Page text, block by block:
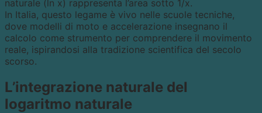
naturale (ln x) rappresenta l’area sotto 1/x.
In Italia, questo legame è vivo nelle scuole tecniche,
dove modelli di moto e accelerazione insegnano il
calcolo come strumento per comprendere il movimento
reale, ispirandosi alla tradizione scientifica del secolo
scorso.
L’integrazione naturale del
logaritmo naturale